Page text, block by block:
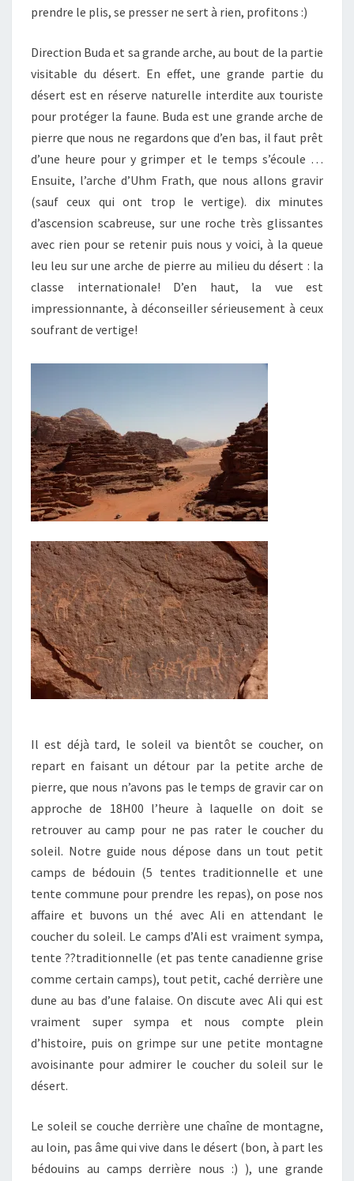
prendre le plis, se presser ne sert à rien, profitons :)
Direction Buda et sa grande arche, au bout de la partie
visitable du désert. En effet, une grande partie du
désert est en réserve naturelle interdite aux touriste
pour protéger la faune. Buda est une grande arche de
pierre que nous ne regardons que d’en bas, il faut prêt
d’une heure pour y grimper et le temps s’écoule …
Ensuite, l’arche d’Uhm Frath, que nous allons gravir
(sauf ceux qui ont trop le vertige). dix minutes
d’ascension scabreuse, sur une roche très glissantes
avec rien pour se retenir puis nous y voici, à la queue
leu leu sur une arche de pierre au milieu du désert : la
classe internationale! D’en haut, la vue est
impressionnante, à déconseiller sérieusement à ceux
soufrant de vertige!
Il est déjà tard, le soleil va bientôt se coucher, on
repart en faisant un détour par la petite arche de
pierre, que nous n’avons pas le temps de gravir car on
approche de 18H00 l’heure à laquelle on doit se
retrouver au camp pour ne pas rater le coucher du
soleil. Notre guide nous dépose dans un tout petit
camps de bédouin (5 tentes traditionnelle et une
tente commune pour prendre les repas), on pose nos
affaire et buvons un thé avec Ali en attendant le
coucher du soleil. Le camps d’Ali est vraiment sympa,
tente ??traditionnelle (et pas tente canadienne grise
comme certain camps), tout petit, caché derrière une
dune au bas d’une falaise. On discute avec Ali qui est
vraiment super sympa et nous compte plein
d’histoire, puis on grimpe sur une petite montagne
avoisinante pour admirer le coucher du soleil sur le
désert.
Le soleil se couche derrière une chaîne de montagne,
au loin, pas âme qui vive dans le désert (bon, à part les
bédouins au camps derrière nous :) ), une grande